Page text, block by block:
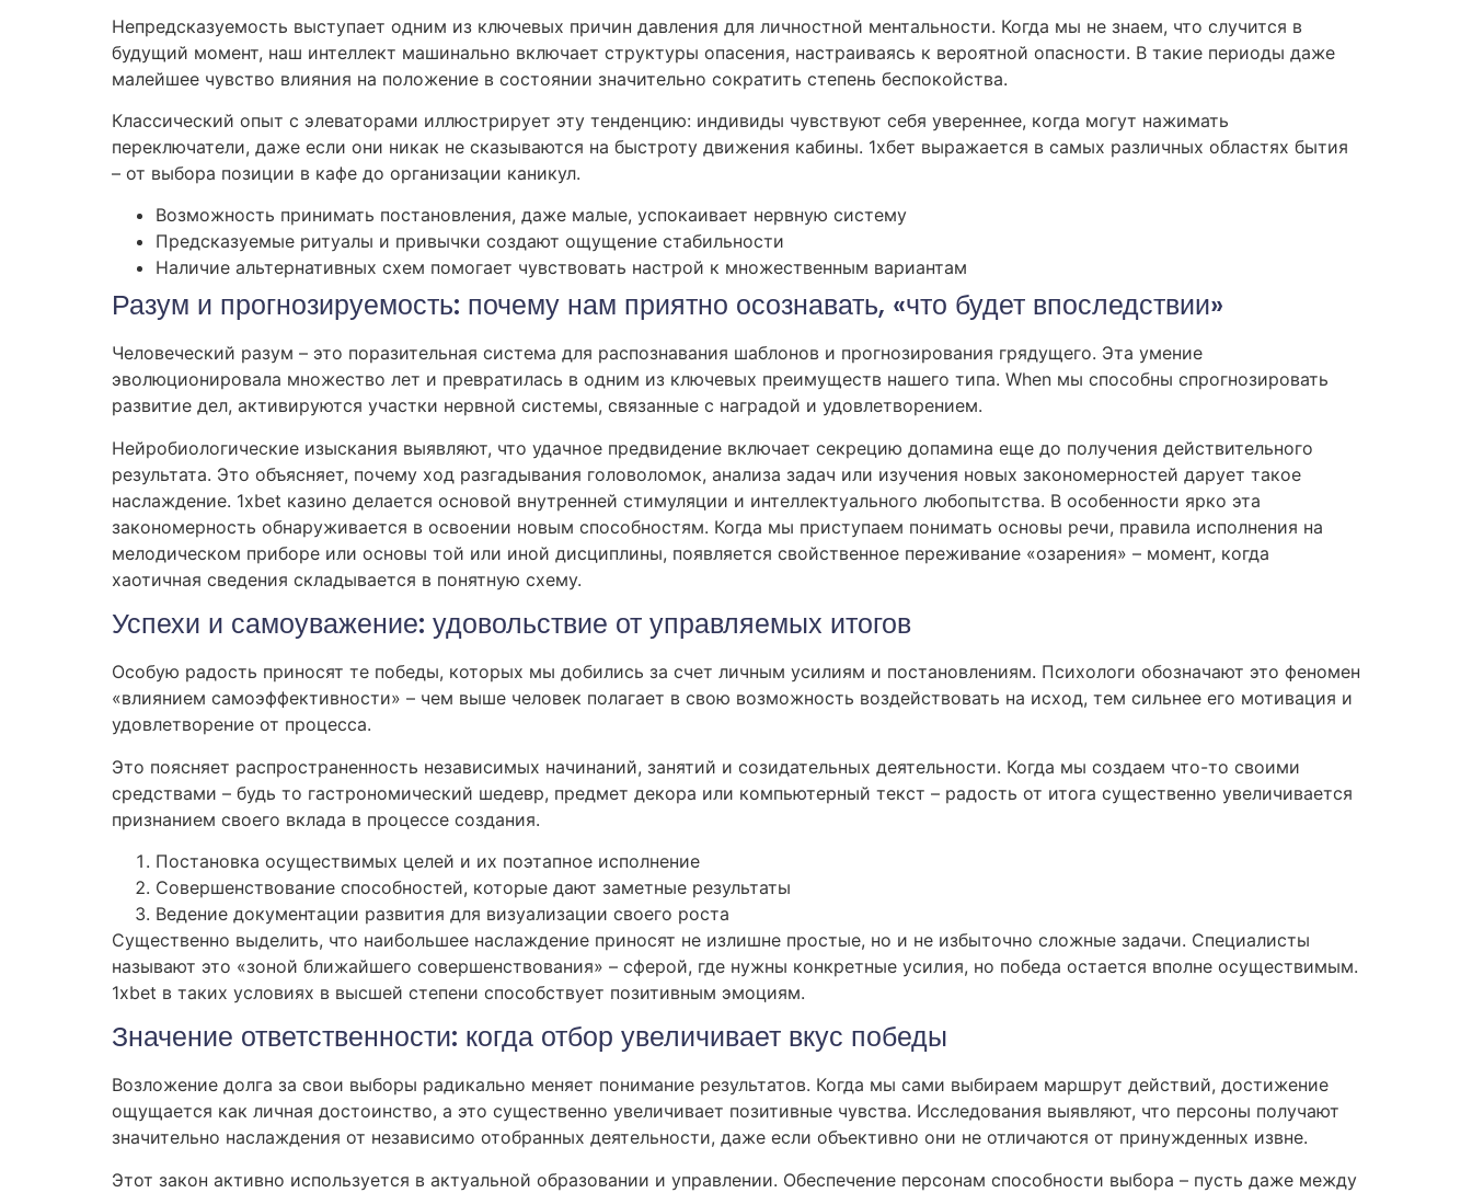
Непредсказуемость выступает одним из ключевых причин давления для личностной ментальности. Когда мы не знаем, что случится в
будущий момент, наш интеллект машинально включает структуры опасения, настраиваясь к вероятной опасности. В такие периоды даже
малейшее чувство влияния на положение в состоянии значительно сократить степень беспокойства.
Классический опыт с элеваторами иллюстрирует эту тенденцию: индивиды чувствуют себя увереннее, когда могут нажимать
переключатели, даже если они никак не сказываются на быстроту движения кабины. 1хбет выражается в самых различных областях бытия
– от выбора позиции в кафе до организации каникул.
Возможность принимать постановления, даже малые, успокаивает нервную систему
Предсказуемые ритуалы и привычки создают ощущение стабильности
Наличие альтернативных схем помогает чувствовать настрой к множественным вариантам
Разум и прогнозируемость: почему нам приятно осознавать, «что будет впоследствии»
Человеческий разум – это поразительная система для распознавания шаблонов и прогнозирования грядущего. Эта умение
эволюционировала множество лет и превратилась в одним из ключевых преимуществ нашего типа. When мы способны спрогнозировать
развитие дел, активируются участки нервной системы, связанные с наградой и удовлетворением.
Нейробиологические изыскания выявляют, что удачное предвидение включает секрецию допамина еще до получения действительного
результата. Это объясняет, почему ход разгадывания головоломок, анализа задач или изучения новых закономерностей дарует такое
наслаждение. 1xbet казино делается основой внутренней стимуляции и интеллектуального любопытства. В особенности ярко эта
закономерность обнаруживается в освоении новым способностям. Когда мы приступаем понимать основы речи, правила исполнения на
мелодическом приборе или основы той или иной дисциплины, появляется свойственное переживание «озарения» – момент, когда
хаотичная сведения складывается в понятную схему.
Успехи и самоуважение: удовольствие от управляемых итогов
Особую радость приносят те победы, которых мы добились за счет личным усилиям и постановлениям. Психологи обозначают это феномен
«влиянием самоэффективности» – чем выше человек полагает в свою возможность воздействовать на исход, тем сильнее его мотивация и
удовлетворение от процесса.
Это поясняет распространенность независимых начинаний, занятий и созидательных деятельности. Когда мы создаем что-то своими
средствами – будь то гастрономический шедевр, предмет декора или компьютерный текст – радость от итога существенно увеличивается
признанием своего вклада в процессе создания.
Постановка осуществимых целей и их поэтапное исполнение
Совершенствование способностей, которые дают заметные результаты
Ведение документации развития для визуализации своего роста
Существенно выделить, что наибольшее наслаждение приносят не излишне простые, но и не избыточно сложные задачи. Специалисты
называют это «зоной ближайшего совершенствования» – сферой, где нужны конкретные усилия, но победа остается вполне осуществимым.
1xbet в таких условиях в высшей степени способствует позитивным эмоциям.
Значение ответственности: когда отбор увеличивает вкус победы
Возложение долга за свои выборы радикально меняет понимание результатов. Когда мы сами выбираем маршрут действий, достижение
ощущается как личная достоинство, а это существенно увеличивает позитивные чувства. Исследования выявляют, что персоны получают
значительно наслаждения от независимо отобранных деятельности, даже если объективно они не отличаются от принужденных извне.
Этот закон активно используется в актуальной образовании и управлении. Обеспечение персонам способности выбора – пусть даже между